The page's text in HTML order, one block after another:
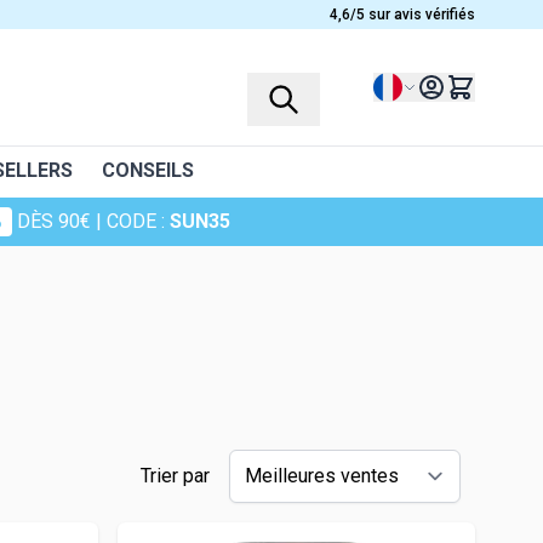
4,6/5 sur avis vérifiés
Langue
CONSEILS
DÈS 90€ | CODE : SUN35
Trier par